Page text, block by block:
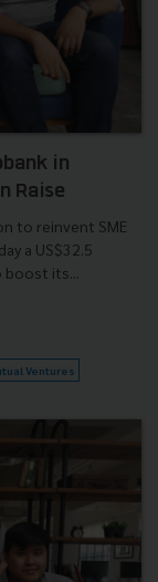
in
Raise
to reinvent SME
a US$32.5
its...
Ventures